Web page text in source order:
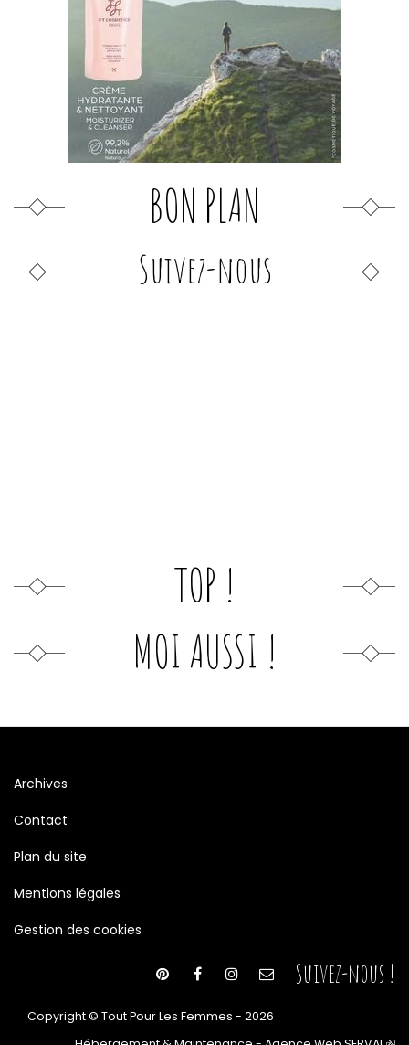
BON PLAN
Suivez-nous
TOP !
MOI AUSSI !
Archives
Contact
Plan du site
Mentions légales
Gestion des cookies
Suivez-nous !
Copyright © Tout Pour Les Femmes - 2026